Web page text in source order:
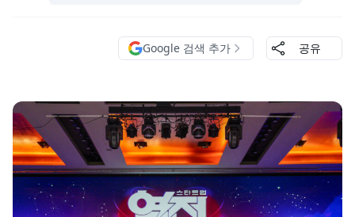
Google 검색 추가 공유